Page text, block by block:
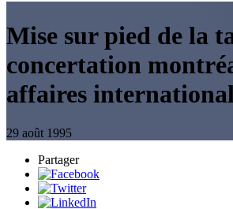
Mise sur pied de la
concertation
affaires
29 août 1995
Partager